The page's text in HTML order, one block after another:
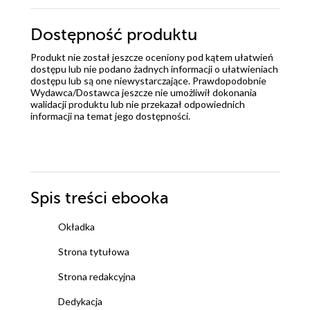
ona go zmieniła, ona jest jego przystanią i zrobi
wszystko, aby ją uratować. Judith mimo sytuacji, w
jakiej się znalazła bardziej boi się o Ethana niż o siebie.
Dość szybko orientuje się, że to pułapka. To kobieta
inteligentna, odważna, umiejąca pokazać pazurki.
Grzeszne intencje to świetna książka, od której nie
mogłam się oderwać. Z przyjemnością polecam.
Dostępność produktu
Produkt nie został jeszcze oceniony pod kątem ułatwień
dostępu lub nie podano żadnych informacji o ułatwieniach
dostępu lub są one niewystarczające. Prawdopodobnie
Wydawca/Dostawca jeszcze nie umożliwił dokonania
walidacji produktu lub nie przekazał odpowiednich
informacji na temat jego dostępności.
Spis treści ebooka
Okładka
Strona tytułowa
Strona redakcyjna
Dedykacja